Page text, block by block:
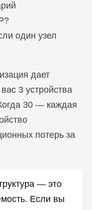
один узел
дает
3 устройства
30 — каждая
потерь за
— это
Если вы